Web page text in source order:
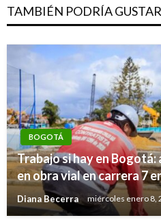
TAMBIÉN PODRÍA
BOGOTÁ
Trabajo si hay en
en obra vial en carrera 7
Diana Becerra miércoles enero 8,